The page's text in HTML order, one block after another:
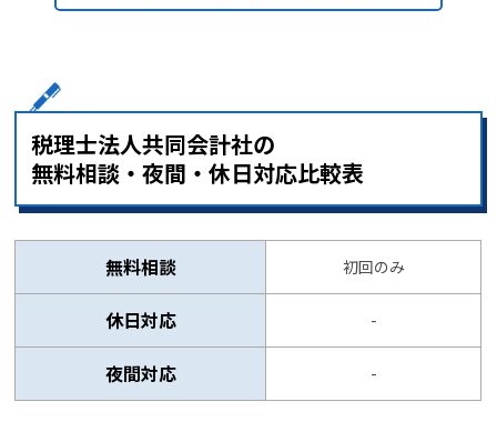
税理士法人共同会計社の
無料相談・夜間・休日対応比較表
無料相談 初回のみ
休日対応 -
夜間対応 -